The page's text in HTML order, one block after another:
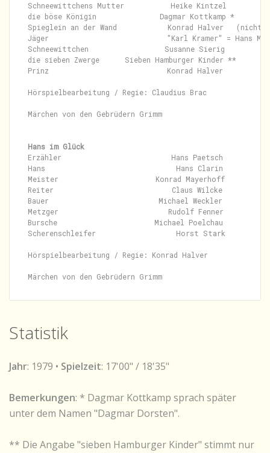
Schneewittchens Mutter           Heike Kintzel
die böse Königin               Dagmar Kottkamp *
Spieglein an der Wand            Konrad Halver   (nicht
Jäger                            "Karl Kramer" = Hans
Schneewittchen                  Susanne Sierig
die sieben Zwerge      Sieben Hamburger Kinder **
Prinz                            Konrad Halver
Hörspielbearbeitung / Regie: Claudius Brac
Märchen von den Gebrüdern Grimm
Hans im Glück
Erzähler                          Hans Paetsch
Hans                               Hans Clarin
Meister                       Konrad Mayerhoff
Reiter                            Claus Wilcke
Bauer                          Michael Weckler
Metzger                          Rudolf Fenner
Bursche                       Michael Poelchau
Scherenschleifer                   Horst Stark
Hörspielbearbeitung / Regie: Konrad Halver
Statistik
Jahr: 1979 • Spielzeit: 17'00" / 18'35"
Bemerkungen: * Dagmar Kottkamp sprach später
unter dem Namen "Dagmar Dorsten".
** Die Angabe "sieben Hamburger Kinder" stimmt nur